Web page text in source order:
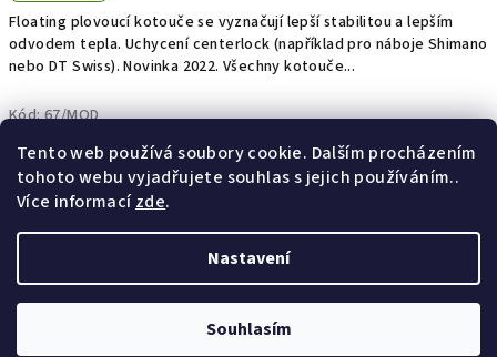
Tento web používá soubory cookie. Dalším procházením
tohoto webu vyjadřujete souhlas s jejich používáním..
Více informacízde.
Nastavení
Souhlasím
Floating plovoucí kotouče se vyznačují lepší stabilitou a lepším
odvodem tepla. Uchycení centerlock (například pro náboje Shimano
nebo DT Swiss). Novinka 2022. Všechny kotouče...
Kód:67/MOD
Copyright 2026HopeStore . Všechna práva vyhrazena.